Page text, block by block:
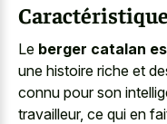
Le berger catalan
une histoire riche et
connu pour son
travailleur, ce qui en